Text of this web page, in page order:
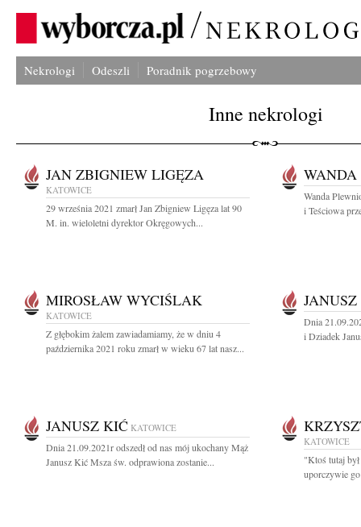
Nekrologi Odeszli Poradnik pogrzebowy
Inne nekrologi
JAN ZBIGNIEW LIGĘZA
KATOWICE
29 września 2021 zmarł Jan Zbigniew Ligęza lat 90
M. in. wieloletni dyrektor Okręgowych...
Wanda
i Teściowa
MIROSŁAW WYCIŚLAK
KATOWICE
Z głębokim żalem zawiadamiamy, że w dniu 4
października 2021 roku zmarł w wieku 67 lat nasz...
Dnia
i Dziadek
JANUSZ KIĆ KATOWICE
Dnia 21.09.2021r odszedł od nas mój ukochany Mąż
Janusz Kić Msza św. odprawiona zostanie...
KATOWICE
"Ktoś tutaj
uporczywie